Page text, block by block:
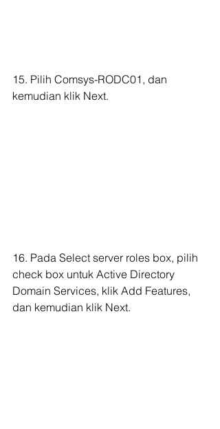
15. Pilih Comsys-RODC01, dan
kemudian klik Next.
16. Pada Select server roles box, pilih
check box untuk Active Directory
Domain Services, klik Add Features,
dan kemudian klik Next.